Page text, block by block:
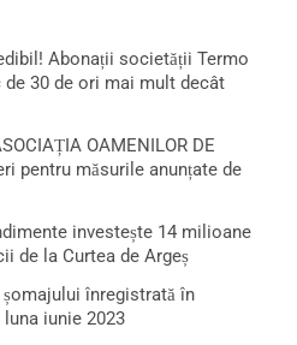
Abonații societății Termo
30 de ori mai mult decât
OAMENILOR DE
pentru măsurile anunțate de
investește 14 milioane
de la Curtea de Argeș
șomajului înregistrată în
iunie 2023